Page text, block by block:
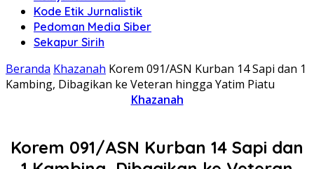
Kode Etik Jurnalistik
Pedoman Media Siber
Sekapur Sirih
Beranda Khazanah Korem 091/ASN Kurban 14 Sapi dan 1
Kambing, Dibagikan ke Veteran hingga Yatim Piatu
Khazanah
Korem 091/ASN Kurban 14 Sapi dan